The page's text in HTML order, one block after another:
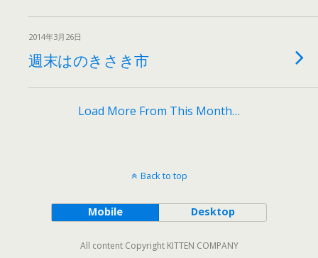
2014年3月26日
週末はのきさき市
Load More From This Month…
Back to top
Mobile Desktop
All content Copyright KITTEN COMPANY